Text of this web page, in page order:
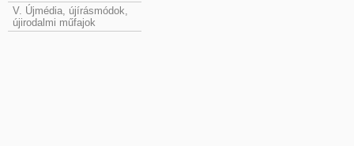
V. Újmédia, újírásmódok,
újirodalmi műfajok